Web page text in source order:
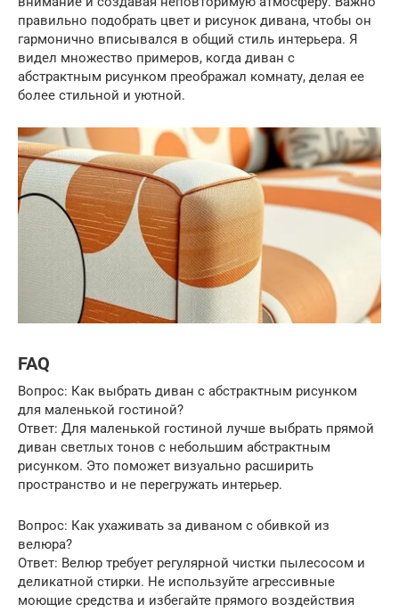
правильно подобрать цвет и рисунок дивана, чтобы он
гармонично вписывался в общий стиль интерьера. Я
видел множество примеров, когда диван с
абстрактным рисунком преображал комнату, делая ее
более стильной и уютной.
FAQ
Вопрос: Как выбрать диван с абстрактным рисунком
для маленькой гостиной?
Ответ: Для маленькой гостиной лучше выбрать прямой
диван светлых тонов с небольшим абстрактным
рисунком. Это поможет визуально расширить
пространство и не перегружать интерьер.
Вопрос: Как ухаживать за диваном с обивкой из
велюра?
Ответ: Велюр требует регулярной чистки пылесосом и
деликатной стирки. Не используйте агрессивные
моющие средства и избегайте прямого воздействия